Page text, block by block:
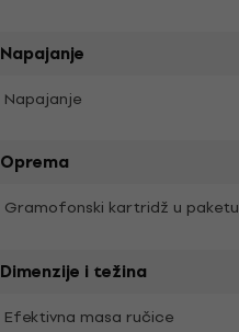
Napajanje
Napajanje
Oprema
Gramofonski kartridž u paketu
Dimenzije i težina
Efektivna masa ručice